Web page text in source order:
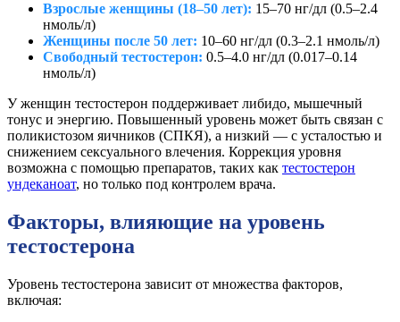
Взрослые женщины (18–50 лет): 15–70 нг/дл (0.5–2.4
нмоль/л)
Женщины после 50 лет: 10–60 нг/дл (0.3–2.1 нмоль/л)
Свободный тестостерон: 0.5–4.0 нг/дл (0.017–0.14
нмоль/л)
У женщин тестостерон поддерживает либидо, мышечный
тонус и энергию. Повышенный уровень может быть связан с
поликистозом яичников (СПКЯ), а низкий — с усталостью и
снижением сексуального влечения. Коррекция уровня
возможна с помощью препаратов, таких как тестостерон
ундеканоат, но только под контролем врача.
Факторы, влияющие на уровень
тестостерона
Уровень тестостерона зависит от множества факторов,
включая: